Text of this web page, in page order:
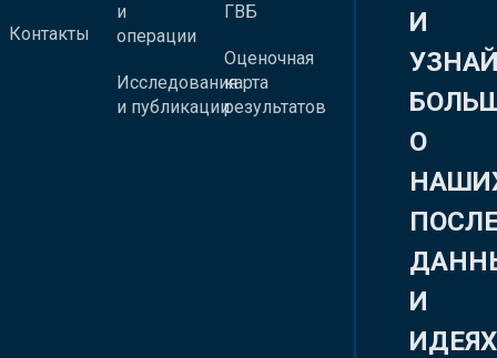
Контакты
и
операции
Исследования
и публикации
ГВБ
Оценочная
карта
результатов
И
О
И
ИДЕЯХ